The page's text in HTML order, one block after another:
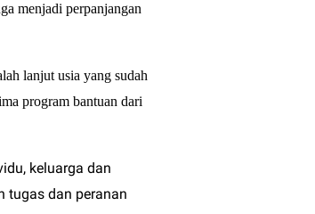
menjadi perpanjangan
lanjut usia yang sudah
program bantuan dari
keluarga dan
tugas dan peranan